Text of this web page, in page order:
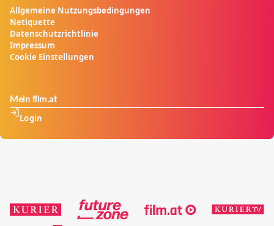
Allgemeine Nutzungsbedingungen
Netiquette
Datenschutzrichtlinie
Impressum
Cookie Einstellungen
Mein film.at
Login